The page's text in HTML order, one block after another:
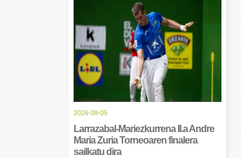
2026-08-05
Larrazabal-Mariezkurrena II.a Andre
Maria Zuria Torneoaren finalera
sailkatu dira